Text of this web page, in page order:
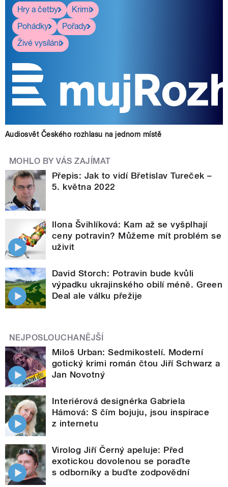
Hry a četby
Krimi
Pohádky
Pořady
Živé vysílání
Audiosvět Českého rozhlasu na jednom místě
MOHLO BY VÁS ZAJÍMAT
Přepis: Jak to vidí Břetislav Tureček –
5. května 2022
Ilona Švihlíková: Kam až se vyšplhají
ceny potravin? Můžeme mít problém se
uživit
David Storch: Potravin bude kvůli
výpadku ukrajinského obilí méně. Green
Deal ale válku přežije
NEJPOSLOUCHANĚJŠÍ
Miloš Urban: Sedmikostelí. Moderní
gotický krimi román čtou Jiří Schwarz a
Jan Novotný
Interiérová designérka Gabriela
Hámová: S čím bojuju, jsou inspirace
z internetu
Virolog Jiří Černý apeluje: Před
exotickou dovolenou se poraďte
s odborníky a buďte zodpovědní